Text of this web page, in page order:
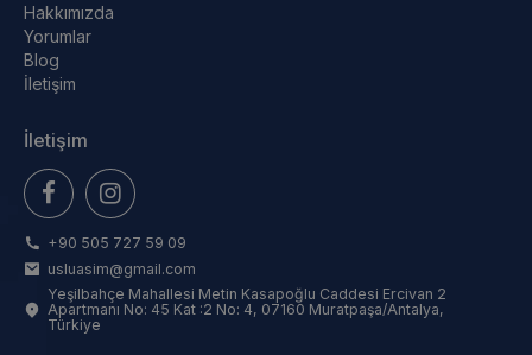
Hakkımızda
Yorumlar
Blog
İletişim
İletişim
+90 505 727 59 09
usluasim@gmail.com
Yeşilbahçe Mahallesi Metin Kasapoğlu Caddesi Ercivan 2
Apartmanı No: 45 Kat :2 No: 4, 07160 Muratpaşa/Antalya,
Türkiye